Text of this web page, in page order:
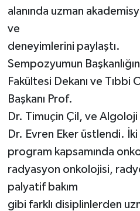
alanında uzman
ve
deneyimlerini paylaştı.
Sempozyumun
Fakültesi Dekanı ve Tıbbi
Başkanı Prof.
Dr. Timuçin Çil, ve Algoloji
Dr. Evren Eker üstlendi.
program kapsamında
radyasyon onkolojisi,
palyatif bakım
gibi farklı disiplinlerden